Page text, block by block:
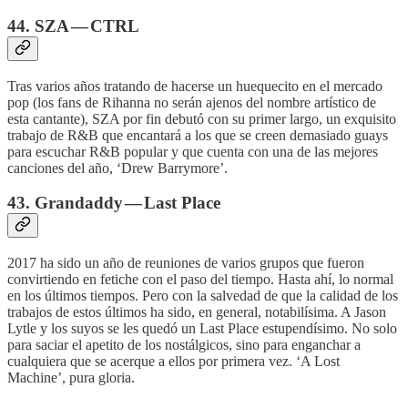
44. SZA — CTRL
Tras varios años tratando de hacerse un huequecito en el mercado
pop (los fans de Rihanna no serán ajenos del nombre artístico de
esta cantante), SZA por fin debutó con su primer largo, un exquisito
trabajo de R&B que encantará a los que se creen demasiado guays
para escuchar R&B popular y que cuenta con una de las mejores
canciones del año, ‘Drew Barrymore’.
43. Grandaddy — Last Place
2017 ha sido un año de reuniones de varios grupos que fueron
convirtiendo en fetiche con el paso del tiempo. Hasta ahí, lo normal
en los últimos tiempos. Pero con la salvedad de que la calidad de los
trabajos de estos últimos ha sido, en general, notabilísima. A Jason
Lytle y los suyos se les quedó un Last Place estupendísimo. No solo
para saciar el apetito de los nostálgicos, sino para enganchar a
cualquiera que se acerque a ellos por primera vez. ‘A Lost
Machine’, pura gloria.